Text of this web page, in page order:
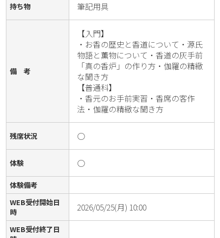
持ち物 筆記用具
備 考
【入門】
・お香の歴史と香道について・源氏
物語と薫物について・香道の灰手前
「真の香炉」の作り方・伽羅の精緻
な聞き方
【普通科】
・香元のお手前実習・香席の客作
法・伽羅の精緻な聞き方
残席状況 ○
体験 ○
体験備考
WEB受付開始日
時
2026/05/25(月) 10:00
WEB受付終了日